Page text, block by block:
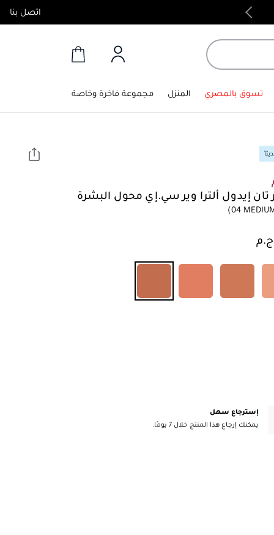
اتصل بنا
تسوق بالمصري المنزل مجموعة فاخرة وخاصة
تان إيدول ألترا وير سي.إي محول البشرة
(04
إسترجاع سهل
يمكنك إرجاع هذا المنتج خلال 7 يومًا.